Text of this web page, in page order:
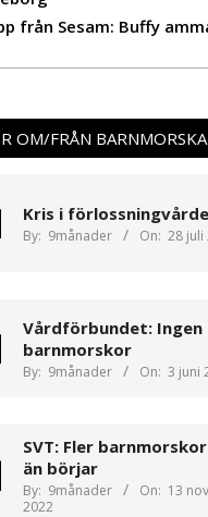
Filmen
från Sesam: Buffy
OM/FRÅN
Kris i
By: 9månader On: 28 juli
Vårdförbundet:
barnmorskor
By: 9månader On: 3 juni
SVT: Fler
än börjar
By: 9månader On: 13
2022